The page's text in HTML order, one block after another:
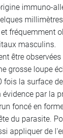
immuno-
fréquemment
masculins.
être observées
grosse loupe
fois la surface
par la
foncé en
du parasite.
appliquer de